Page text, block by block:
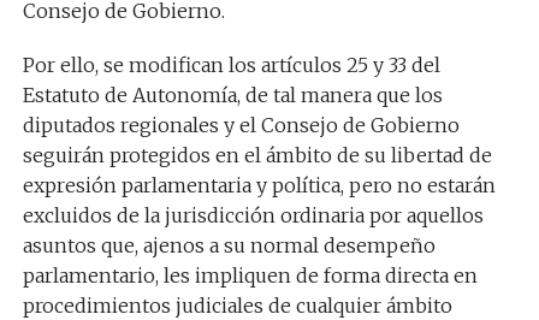
Consejo de Gobierno.
Por ello, se modifican los artículos 25 y 33 del
Estatuto de Autonomía, de tal manera que los
diputados regionales y el Consejo de Gobierno
seguirán protegidos en el ámbito de su libertad de
expresión parlamentaria y política, pero no estarán
excluidos de la jurisdicción ordinaria por aquellos
asuntos que, ajenos a su normal desempeño
parlamentario, les impliquen de forma directa en
procedimientos judiciales de cualquier ámbito